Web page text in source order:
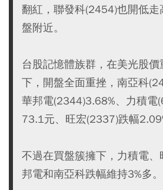
翻紅，聯發科(2454)也開低
盤附近。
台股記憶體族群，在美光股
下，開盤全面重挫，南亞科
華邦電(2344)3.68%、力積電
73.1元、旺宏(2337)跌幅
不過在買盤簇擁下，力積電
邦電和南亞科跌幅維持3%多。